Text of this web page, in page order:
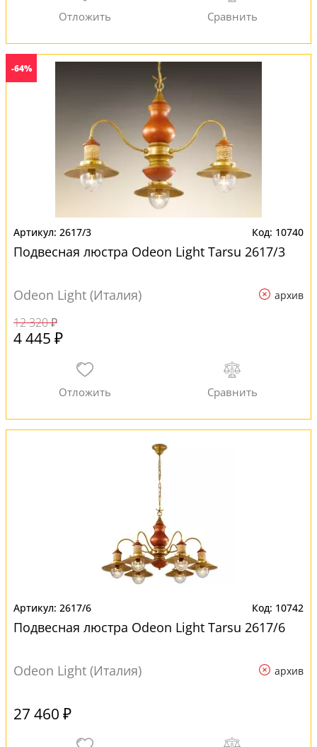
-64%
2617/3 10740
Подвесная люстра Odeon Light Tarsu 2617/3
Odeon Light (Италия) архив
12 320 ₽
4 445 ₽
2617/6 10742
Подвесная люстра Odeon Light Tarsu 2617/6
Odeon Light (Италия) архив
27 460 ₽